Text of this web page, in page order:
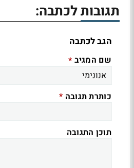
תגובות לכתבה:
הגב לכתבה
שם המגיב *
כותרת תגובה *
תוכן התגובה